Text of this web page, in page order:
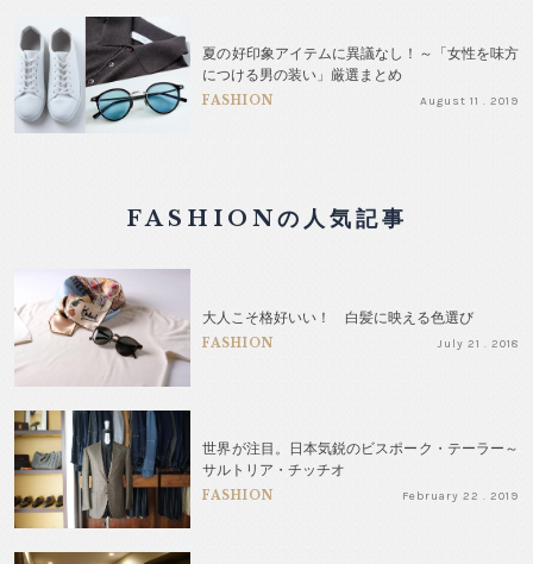
夏の好印象アイテムに異議なし！～「女性を味方
につける男の装い」厳選まとめ
FASHION August 11 . 2019
FASHIONの人気記事
大人こそ格好いい！ 白髪に映える色選び
FASHION July 21 . 2018
世界が注目。日本気鋭のビスポーク・テーラー～
サルトリア・チッチオ
FASHION February 22 . 2019